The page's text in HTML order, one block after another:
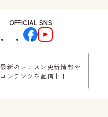
OFFICIAL SNS
最新のレッスン更新情報や
コンテンツを配信中！